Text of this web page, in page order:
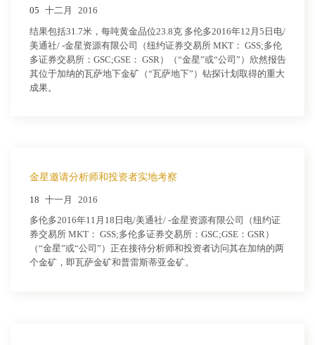
05 十二月 2016
结果包括31.7米，每吨黄金品位23.8克 多伦多2016年12月5日电/
美通社/ -金星资源有限公司（纽约证券交易所 MKT： GSS;多伦
多证券交易所：GSC;GSE： GSR）（“金星”或“公司”）欣然报告
其位于加纳的瓦萨地下金矿（“瓦萨地下”）钻探计划取得的重大
成果。
金星邀请分析师和投资者实地考察
18 十一月 2016
多伦多2016年11月18日电/美通社/ -金星资源有限公司（纽约证
券交易所 MKT： GSS;多伦多证券交易所：GSC;GSE：GSR）
（“金星”或“公司”）正在接待分析师和投资者访问其在加纳的两
个金矿，即瓦萨金矿和普雷斯蒂亚金矿。